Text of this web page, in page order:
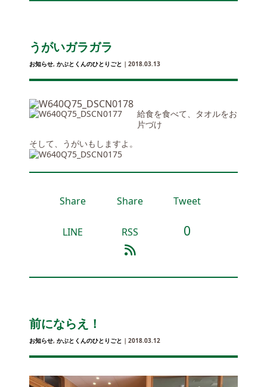
うがいガラガラ
お知らせ, かぶとくんのひとりごと ｜2018.03.13
給食を食べて、タオルをお
片づけ
そして、うがいもしますよ。
Share Share Tweet
LINE RSS 0
前にならえ！
お知らせ, かぶとくんのひとりごと ｜2018.03.12